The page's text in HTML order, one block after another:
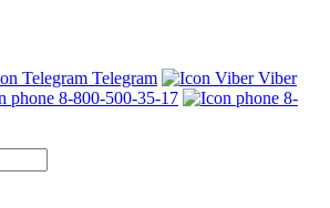
Telegram
Viber
8-800-500-35-17
8-